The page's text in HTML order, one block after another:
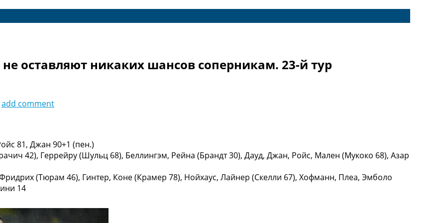
оставляют никаких шансов соперникам. 23-й тур
add comment
81, Джан 90+1 (пен.)
42), Геррейру (Шульц 68), Беллингэм, Рейна (Брандт 30), Дауд, Джан, Ройс, Мален (Мукоко 68), Азар
(Тюрам 46), Гинтер, Коне (Крамер 78), Нойхаус, Лайнер (Скелли 67), Хофманн, Плеа, Эмболо
14